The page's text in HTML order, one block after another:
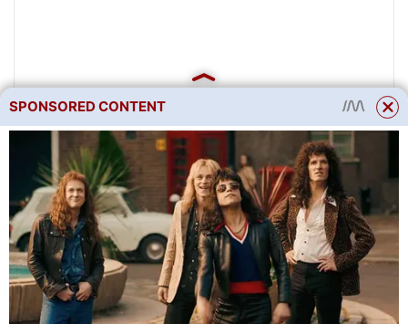
SPONSORED CONTENT